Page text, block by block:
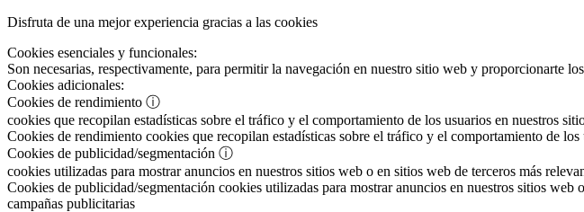
Disfruta de una mejor experiencia gracias a las cookies
Cookies esenciales y funcionales:
Son necesarias, respectivamente, para permitir la navegación en nuestro sitio web y proporcionarte
Cookies adicionales:
Cookies de rendimiento ⓘ
cookies que recopilan estadísticas sobre el tráfico y el comportamiento de los usuarios en nuestros
Cookies de rendimiento cookies que recopilan estadísticas sobre el tráfico y el comportamiento de
Cookies de publicidad/segmentación ⓘ
cookies utilizadas para mostrar anuncios en nuestros sitios web o en sitios web de terceros más
Cookies de publicidad/segmentación cookies utilizadas para mostrar anuncios en nuestros sitios
campañas publicitarias